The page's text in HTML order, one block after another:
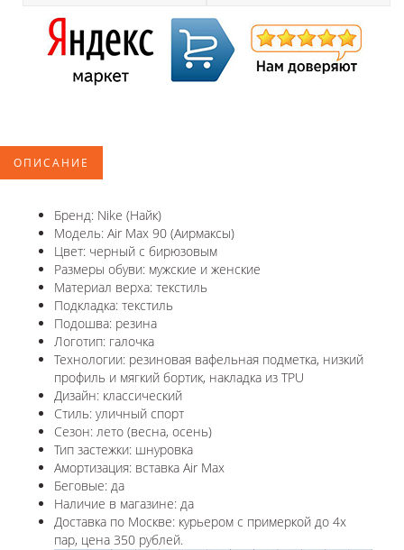
ОПИСАНИЕ
Бренд: Nike (Найк)
Модель: Air Max 90 (Аирмаксы)
Цвет: черный с бирюзовым
Размеры обуви: мужские и женские
Материал верха: текстиль
Подкладка: текстиль
Подошва: резина
Логотип: галочка
Технологии: резиновая вафельная подметка, низкий
профиль и мягкий бортик, накладка из TPU
Дизайн: классический
Стиль: уличный спорт
Сезон: лето (весна, осень)
Тип застежки: шнуровка
Амортизация: вставка Air Max
Беговые: да
Наличие в магазине: да
Доставка по Москве: курьером с примеркой до 4х
пар, цена 350 рублей.